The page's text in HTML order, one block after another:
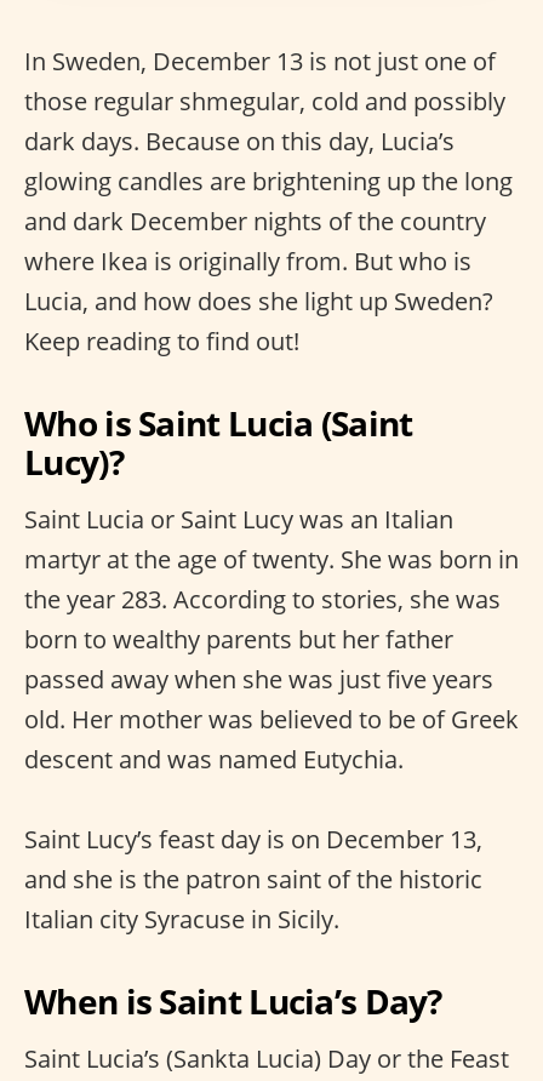
In Sweden, December 13 is not just one of
those regular shmegular, cold and possibly
dark days. Because on this day, Lucia’s
glowing candles are brightening up the long
and dark December nights of the country
where Ikea is originally from. But who is
Lucia, and how does she light up Sweden?
Keep reading to find out!
Who is Saint Lucia (Saint
Lucy)?
Saint Lucia or Saint Lucy was an Italian
martyr at the age of twenty. She was born in
the year 283. According to stories, she was
born to wealthy parents but her father
passed away when she was just five years
old. Her mother was believed to be of Greek
descent and was named Eutychia.
Saint Lucy’s feast day is on December 13,
and she is the patron saint of the historic
Italian city Syracuse in Sicily.
When is Saint Lucia’s Day?
Saint Lucia’s (Sankta Lucia) Day or the Feast